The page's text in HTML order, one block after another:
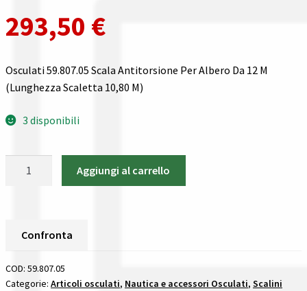
Guida all’utilizzo del sito
Privacy policy
Confronta
Riepilogo ordine
Spedizioni in europa
293,50 €
Osculati 59.807.05 Scala Antitorsione Per Albero Da 12 M
(Lunghezza Scaletta 10,80 M)
3 disponibili
Da
12
Aggiungi al carrello
Confronta
COD: 59.807.05
Categorie: Articoli osculati, Nautica e accessori Osculati, Scalini